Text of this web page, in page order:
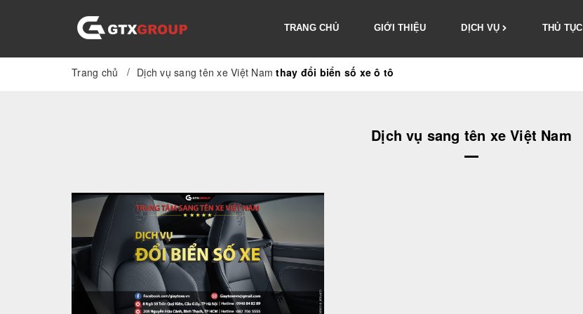
TRANG CHỦ GIỚI THIỆU DỊCH VỤ THỦ TỤC
Trang chủ / Dịch vụ sang tên xe Việt Nam thay đổi biển số xe ô tô
Dịch vụ sang tên xe Việt Nam